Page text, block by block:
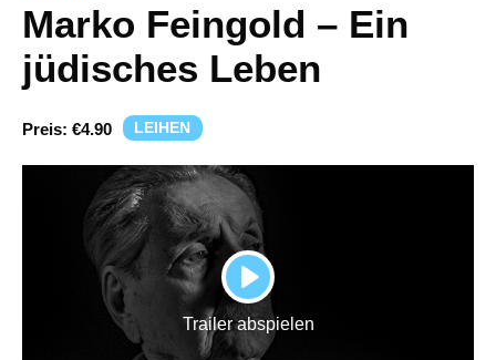
Magazin
Kuratierungen
Events
So geht’s
Filmpakete
Gutscheine
& Filmpässe
Account
Marko Feingold – Ein
jüdisches Leben
Preis: €4.90 LEIHEN
PLAY
Trailer abspielen